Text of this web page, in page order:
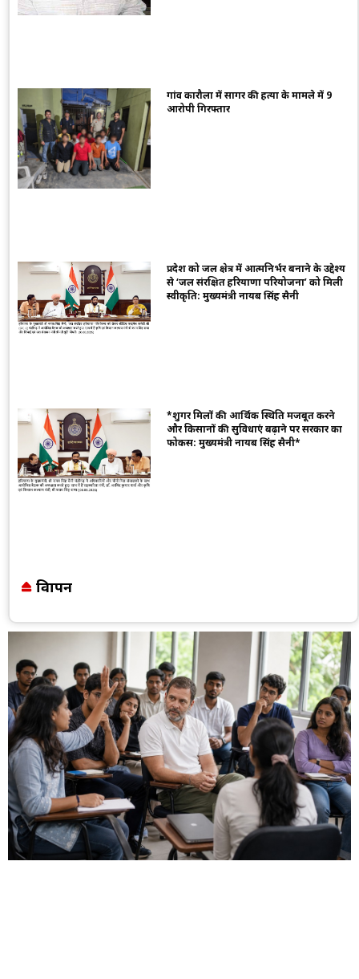
गांव कारौला में सागर की हत्या के मामले में 9
आरोपी गिरफ्तार
प्रदेश को जल क्षेत्र में आत्मनिर्भर बनाने के उद्देश्य
से ‘जल संरक्षित हरियाणा परियोजना’ को मिली
स्वीकृति: मुख्यमंत्री नायब सिंह सैनी
*शुगर मिलों की आर्थिक स्थिति मजबूत करने
और किसानों की सुविधाएं बढ़ाने पर सरकार का
फोकस: मुख्यमंत्री नायब सिंह सैनी*
विज्ञापन